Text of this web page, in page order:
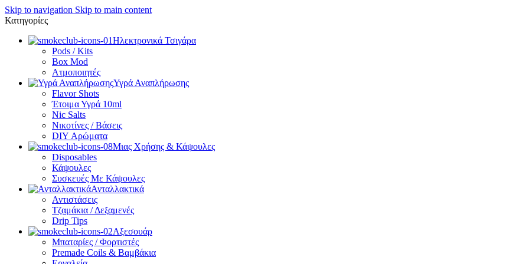
Skip to navigation Skip to main content
Κατηγορίες
Ηλεκτρονικά Τσιγάρα
Pods / Kits
Box Mod
Ατμοποιητές
Υγρά Αναπλήρωσης
Flavor Shots
Έτοιμα Υγρά 10ml
Nic Salts
Νικοτίνες / Βάσεις
DIY Αρώματα
Μιας Χρήσης & Κάψουλες
Disposables
Κάψουλες
Συσκευές Με Κάψουλες
Ανταλλακτικά
Αντιστάσεις
Τζαμάκια / Δεξαμενές
Drip Tips
Αξεσουάρ
Μπαταρίες / Φορτιστές
Premade Coils & Βαμβάκια